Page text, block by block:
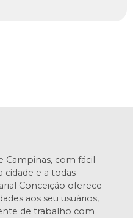
Campinas, com fácil
cidade e a todas
Conceição oferece
aos seu usuários,
de trabalho com